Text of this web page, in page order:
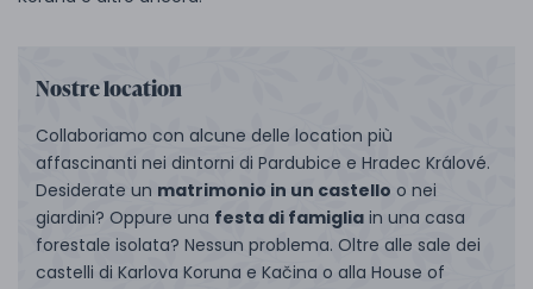
Nostre location
Collaboriamo con alcune delle location più
affascinanti nei dintorni di Pardubice e Hradec Králové.
Desiderate un matrimonio in un castello o nei
giardini? Oppure una festa di famiglia in una casa
forestale isolata? Nessun problema. Oltre alle sale dei
castelli di Karlova Koruna e Kačina o alla House of